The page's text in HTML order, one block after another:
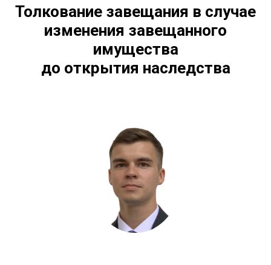
Толкование завещания в случае
изменения завещанного
имущества
до открытия наследства